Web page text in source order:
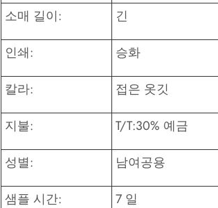
소매 길이: 긴
인쇄: 승화
칼라: 접은 옷깃
지불: T/T:30% 예금
성별: 남여공용
샘플 시간: 7 일